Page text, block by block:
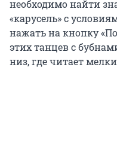
необходимо найти
«карусель» с
нажать на кнопку
этих танцев с
низ, где читает